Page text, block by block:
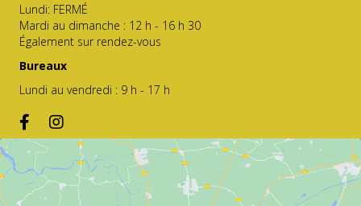
Lundi: FERMÉ
Mardi au dimanche : 12 h - 16 h 30
Également sur rendez-vous
Bureaux
Lundi au vendredi : 9 h - 17 h